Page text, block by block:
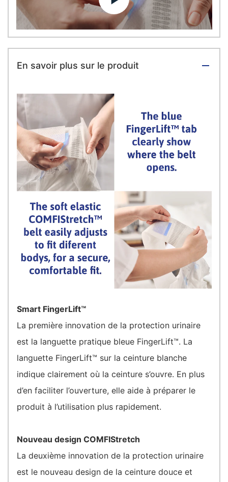
En savoir plus sur le produit
Smart FingerLift™
La première innovation de la protection urinaire
est la languette pratique bleue FingerLift™. La
languette FingerLift™ sur la ceinture blanche
indique clairement où la ceinture s’ouvre. En plus
d’en faciliter l’ouverture, elle aide à préparer le
produit à l’utilisation plus rapidement.
Nouveau design COMFIStretch
La deuxième innovation de la protection urinaire
est le nouveau design de la ceinture douce et